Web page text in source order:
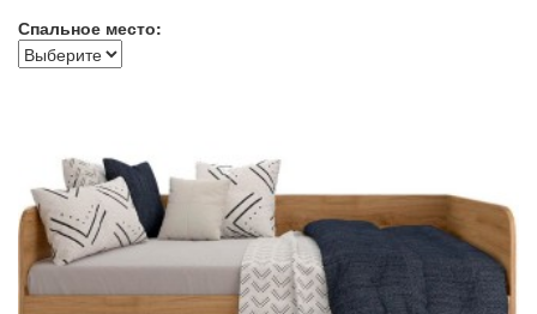
Спальное место: